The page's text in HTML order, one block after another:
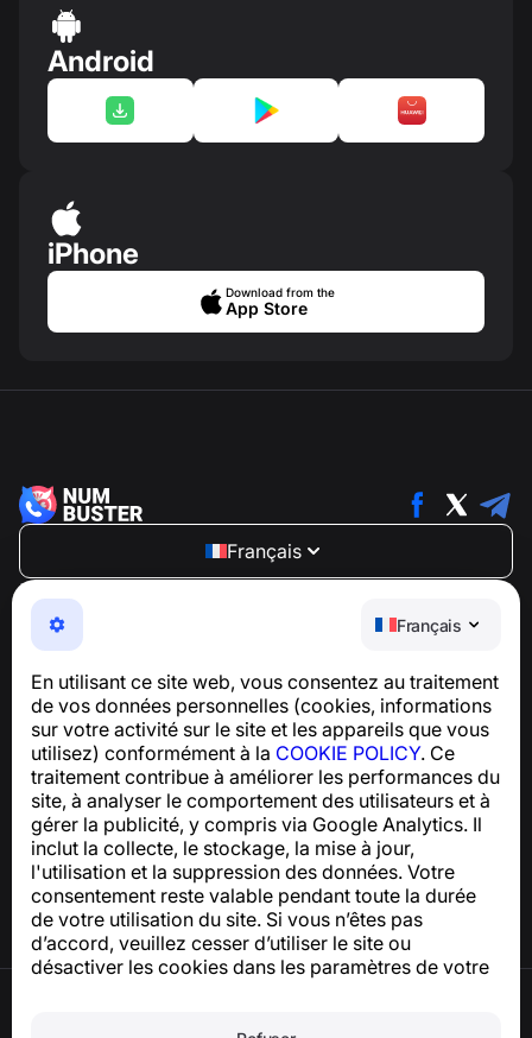
Français
En utilisant ce site web, vous consentez au traitement
de vos données personnelles (cookies, informations
sur votre activité sur le site et les appareils que vous
utilisez) conformément à la COOKIE POLICY. Ce
traitement contribue à améliorer les performances du
site, à analyser le comportement des utilisateurs et à
gérer la publicité, y compris via Google Analytics. Il
inclut la collecte, le stockage, la mise à jour,
l'utilisation et la suppression des données. Votre
consentement reste valable pendant toute la durée
de votre utilisation du site. Si vous n’êtes pas
d’accord, veuillez cesser d’utiliser le site ou
désactiver les cookies dans les paramètres de votre
Android
iPhone
Download from the
App Store
Français
NumBuster © 2013—2026 ·
Une application facile à utiliser qui vous protège contre
les arnaques téléphoniques, le spam et les messages
Pour toute question concernant la conformité au RGPD :
support@numbuster.com
Centre d’aide
Actualités et articles
À propos du projet
Contacts